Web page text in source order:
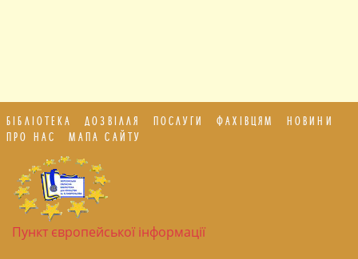
БІБЛІОТЕКА ДОЗВІЛЛЯ ПОСЛУГИ ФАХІВЦЯМ
НОВИНИ
ПРО НАС
МАПА САЙТУ
Пункт європейської інформації